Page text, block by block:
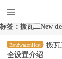
标签：搬瓦工New
BandwagonHost
搬瓦
全设置介绍